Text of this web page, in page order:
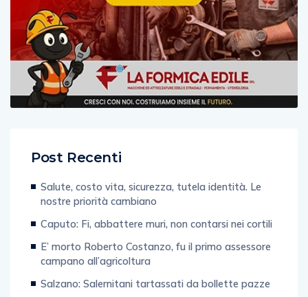
Post Recenti
Salute, costo vita, sicurezza, tutela identità. Le
nostre priorità cambiano
Caputo: Fi, abbattere muri, non contarsi nei cortili
E’ morto Roberto Costanzo, fu il primo assessore
campano all’agricoltura
Salzano: Salernitani tartassati da bollette pazze